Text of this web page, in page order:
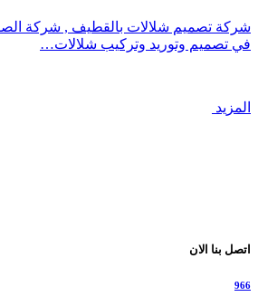
شركة تصميم شلالات بالقطيف , شركة
في تصميم وتوريد وتركيب شلالات…
المزيد
اتصل بنا الان
966